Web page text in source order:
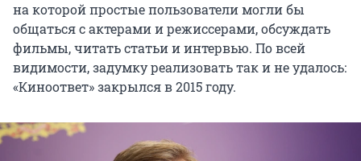
на которой простые пользователи могли бы
общаться с актерами и режиссерами, обсуждать
фильмы, читать статьи и интервью. По всей
видимости, задумку реализовать так и не удалось:
«Киноответ» закрылся в 2015 году.